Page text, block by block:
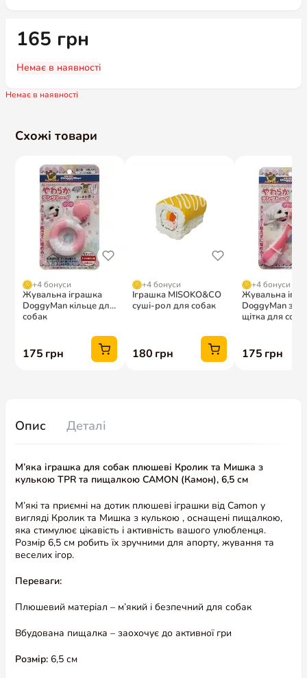
165 грн
Немає в наявності
Немає в наявності
Схожі товари
Опис Деталі
М’яка іграшка для собак плюшеві Кролик та Мишка з
кулькою TPR та пищалкою CAMON (Камон), 6,5 см
М’які та приємні на дотик плюшеві іграшки від Camon у
вигляді Кролик та Мишка з кулькою , оснащені пищалкою,
яка стимулює цікавість і активність вашого улюбленця.
Розмір 6,5 см робить їх зручними для апорту, жування та
веселих ігор.
Переваги:
Плюшевий матеріал – м’який і безпечний для собак
Вбудована пищалка – заохочує до активної гри
Розмір: 6,5 см